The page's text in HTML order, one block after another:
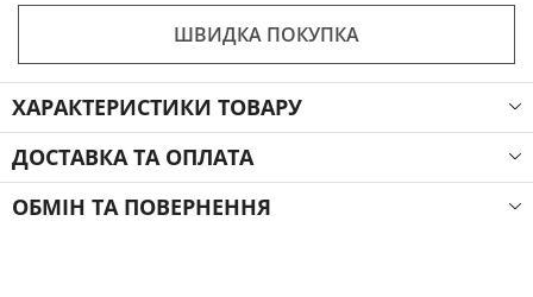
ШВИДКА ПОКУПКА
ХАРАКТЕРИСТИКИ ТОВАРУ
ДОСТАВКА ТА ОПЛАТА
ОБМІН ТА ПОВЕРНЕННЯ